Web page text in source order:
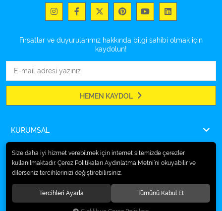
Fırsatlar ve duyurularımız hakkında bilgi sahibi olmak için
kaydolun!
HEMEN KAYDOL
KURUMSAL
ÖDEME
İLETİŞİM
© 2026Ampulsan®. Tüm hakları saklıdır.
Size daha iyi hizmet verebilmek için internet sitemizde çerezler
kullanılmaktadır. Çerez Politikaları Aydınlatma Metni’ni okuyabilir ve
dilerseniz tercihlerinizi değiştirebilirsiniz.
Tercihleri Ayarla Tümünü Kabul Et